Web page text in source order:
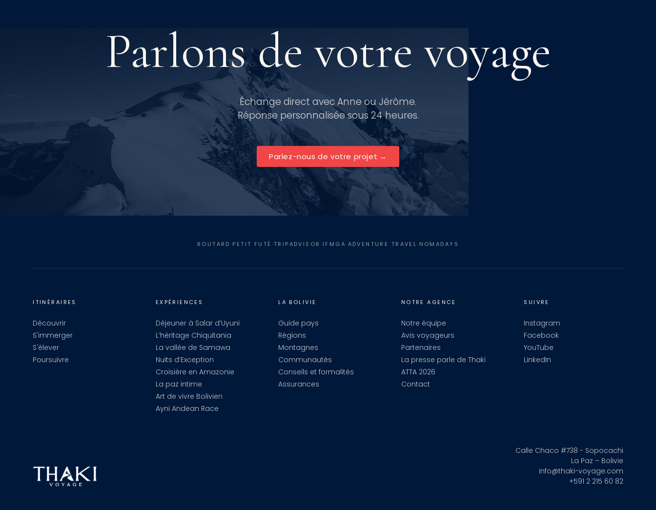
Parlons de votre voyage
Échange direct avec Anne ou Jérôme.
Réponse personnalisée sous 24 heures.
Parlez-nous de votre projet
ROUTARD·PETIT FUTÉ·TRIPADVISOR·IFMGA·ADVENTURE TRAVEL·NOMADAYS
ITINÉRAIRES
Découvrir
S'immerger
S'élever
Poursuivre
EXPÉRIENCES
Déjeuner à Salar d’Uyuni
L’héritage Chiquitania
La vallée de Samawa
Nuits d’Exception
Croisière en Amazonie
La paz intime
Art de vivre Bolivien
Ayni Andean Race
LA BOLIVIE
Guide pays
Régions
Montagnes
Communautés
Conseils et formalités
Assurances
NOTRE AGENCE
Notre équipe
Avis voyageurs
Partenaires
La presse parle de Thaki
ATTA 2026
Contact
SUIVRE
Instagram
Facebook
YouTube
LinkedIn
Calle Chaco #738 - Sopocachi
La Paz – Bolivie
info@thaki-voyage.com
+591 2 215 60 82